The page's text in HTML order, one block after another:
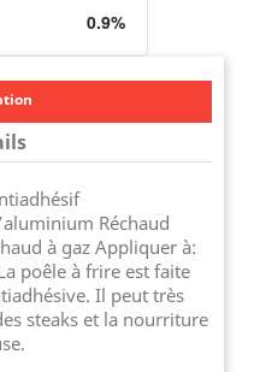
0.9%
Réchaud
à gaz Appliquer à:
poêle à frire est faite
Il peut très
steaks et la nourriture